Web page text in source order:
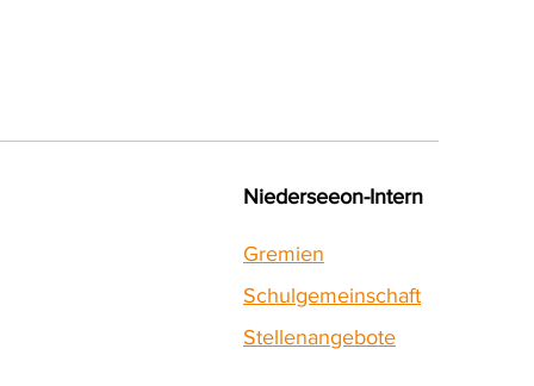
Niederseeon-Intern
Gremien
Schulgemeinschaft
Stellenangebote